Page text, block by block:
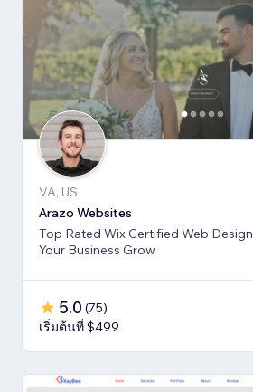
VA, US
Arazo Websites
Top Rated Wix Certified Web
Your Business Grow
5.0 (75)
เริ่มต้นที่ $499